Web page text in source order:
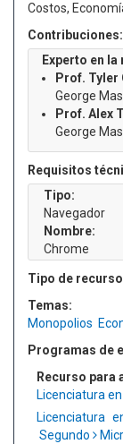
Costos,
Contribuciones:
Experto en la
Prof. Tyler
George
Prof. Alex
George
Requisitos
Tipo:
Navegador
Nombre:
Chrome
Tipo de
Temas:
Monopolios
Programas de
Recurso para
Licenciatura
Licenciatura
Segundo